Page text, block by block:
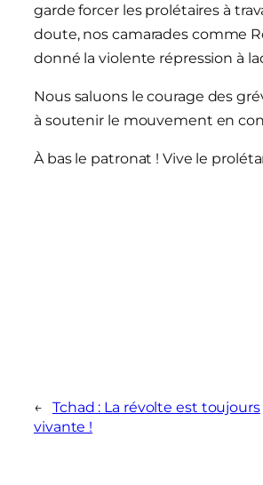
garde forcer les prolétaires à
doute, nos camarades comme
donné la violente répression à
Nous saluons le courage des
à soutenir le mouvement en
À bas le patronat ! Vive le
←
Tchad : La révolte est toujours
vivante !